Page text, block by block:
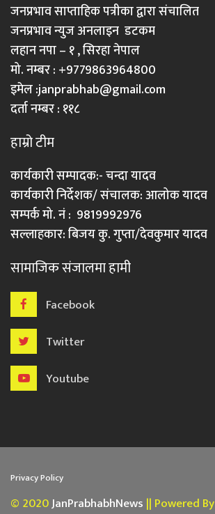
जनप्रभाव साप्ताहिक पत्रीका द्वारा संचालित
जनप्रभाव न्युज अनलाइन डटकम
लहान नपा – १ , सिरहा नेपाल
मो. नम्बर : +9779863964800
इमेल :janprabhab@gmail.com
दर्ता नम्बर : ११८
हाम्रो टीम
कार्यकारी सम्पादक:- चन्दा यादव
कार्यकारी निर्देशक/ संचालक: आलोक यादव
सम्पर्क मो. नं : 9819992976
सल्लाहकार: बिजय कु. गुप्ता/देवकुमार यादव
सामाजिक संजालमा हामी
Facebook
Twitter
Youtube
Privacy Policy
© 2020JanPrabhabhNews || Powered By